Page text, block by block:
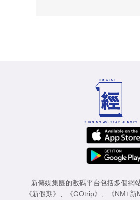
新傳媒集團的數碼平台包括多個網
《新假期》
《GOtrip》 《NM+新